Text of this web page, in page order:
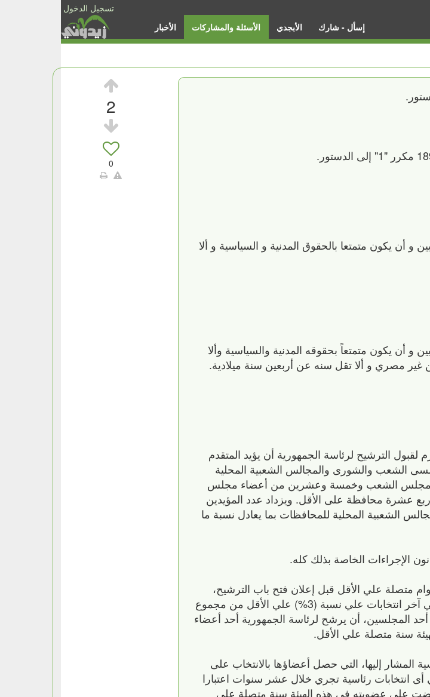
تسجيل الدخول
الأخبار الأسئلة والمشاركات الأبجدي إسأل - شارك
2
0
يكون متمتعا بالحقوق المدنية و السياسية و ألا
أن يكون متمتعاً بحقوقه المدنية والسياسية وألا
مصري و ألا تقل سنه عن أربعين سنة ميلادية.
الترشيح لرئاسة الجمهورية أن يؤيد المتقدم
الشعب والشورى والمجالس الشعبية المحلية
مجلس الشعب وخمسة وعشرين من أعضاء مجلس
محافظة على الأقل. ويزداد عدد المؤيدين
المحلية للمحافظات بما يعادل نسبة ما
الإجراءات الخاصة بذلك كله.
علي الأقل قبل إعلان فتح باب الترشيح،
واستمرت طوال هذه المدة في ممارسة نشاطها مع حصول أعضائها في آخر انتخابات علي نسبة (3%) علي الأقل من مجموع
المجلسين، أن يرشح لرئاسة الجمهورية أحد أعضاء
سنة متصلة علي الأقل.
المشار إليها، التي حصل أعضاؤها بالانتخاب على
انتخابات رئاسية تجري خلال عشر سنوات اعتبارا
متى مضت على عضويته في هذه الهيئة سنة متصلة على